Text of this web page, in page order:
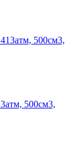
500см3,